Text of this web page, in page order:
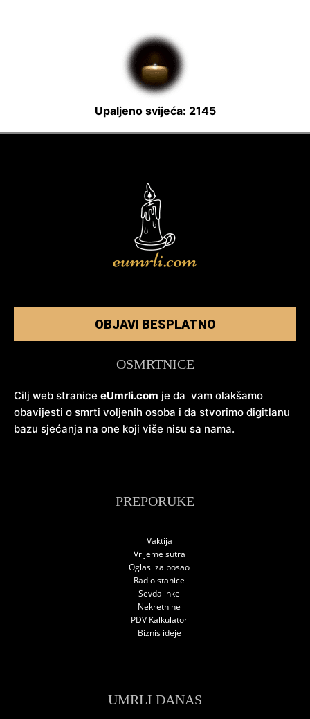
Upaljeno svijeća: 2145
OBJAVI BESPLATNO
OSMRTNICE
Cilj web stranice eUmrli.com je da vam olakšamo
obavijesti o smrti voljenih osoba i da stvorimo digitlanu
bazu sjećanja na one koji više nisu sa nama.
PREPORUKE
Vaktija
Vrijeme sutra
Oglasi za posao
Radio stanice
Sevdalinke
Nekretnine
PDV Kalkulator
Biznis ideje
UMRLI DANAS